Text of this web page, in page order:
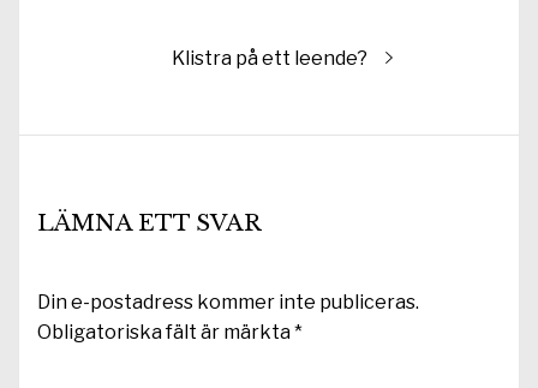
Nästa
Klistra på ett leende?
LÄMNA ETT SVAR
Din e-postadress kommer inte publiceras.
Obligatoriska fält är märkta*